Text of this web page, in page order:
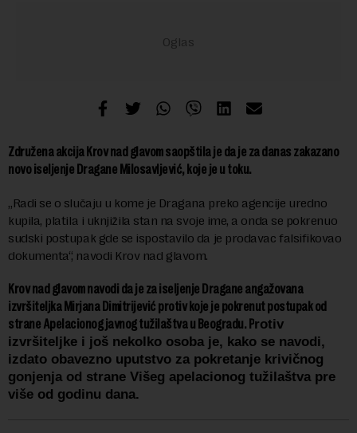
Združena akcija Krov nad glavom saopštila je da je za danas zakazano
novo iseljenje Dragane Milosavljević, koje je u toku.
„Radi se o slučaju u kome je Dragana preko agencije uredno
kupila, platila i uknjižila stan na svoje ime, a onda se pokrenuo
sudski postupak gde se ispostavilo da je prodavac falsifikovao
dokumenta“, navodi Krov nad glavom.
Krov nad glavom navodi da je za iseljenje Dragane angažovana
izvršiteljka Mirjana Dimitrijević protiv koje je pokrenut postupak od
strane Apelacionog javnog tužilaštva u Beogradu. Protiv
izvršiteljke i još nekolko osoba je, kako se navodi,
izdato obavezno uputstvo za pokretanje krivičnog
gonjenja od strane Višeg apelacionog tužilaštva pre
više od godinu dana.